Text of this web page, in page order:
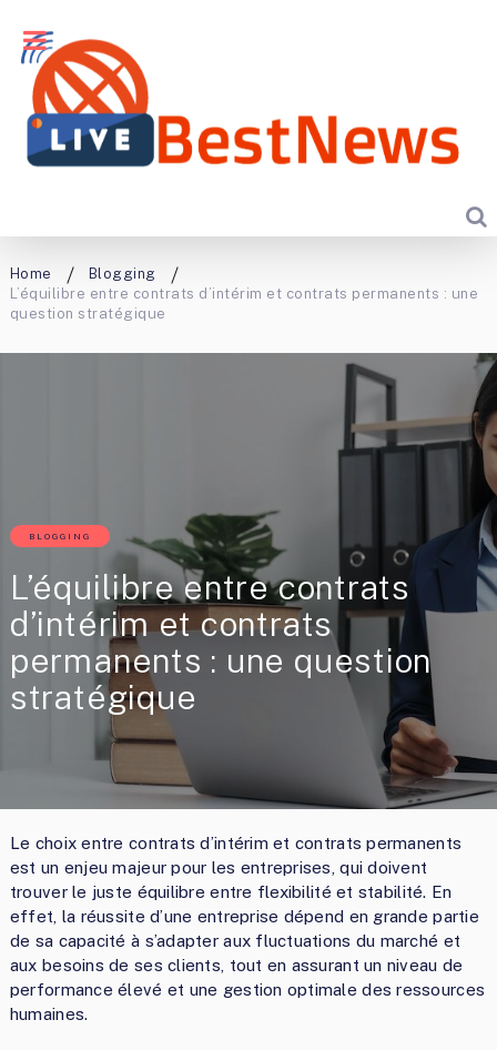
Home
Blogging
L’équilibre entre contrats d’intérim et contrats permanents : une
question stratégique
BLOGGING
L’équilibre entre contrats
d’intérim et contrats
permanents : une question
stratégique
Le choix entre contrats d’intérim et contrats permanents
est un enjeu majeur pour les entreprises, qui doivent
trouver le juste équilibre entre flexibilité et stabilité. En
effet, la réussite d’une entreprise dépend en grande partie
de sa capacité à s’adapter aux fluctuations du marché et
aux besoins de ses clients, tout en assurant un niveau de
performance élevé et une gestion optimale des ressources
humaines.